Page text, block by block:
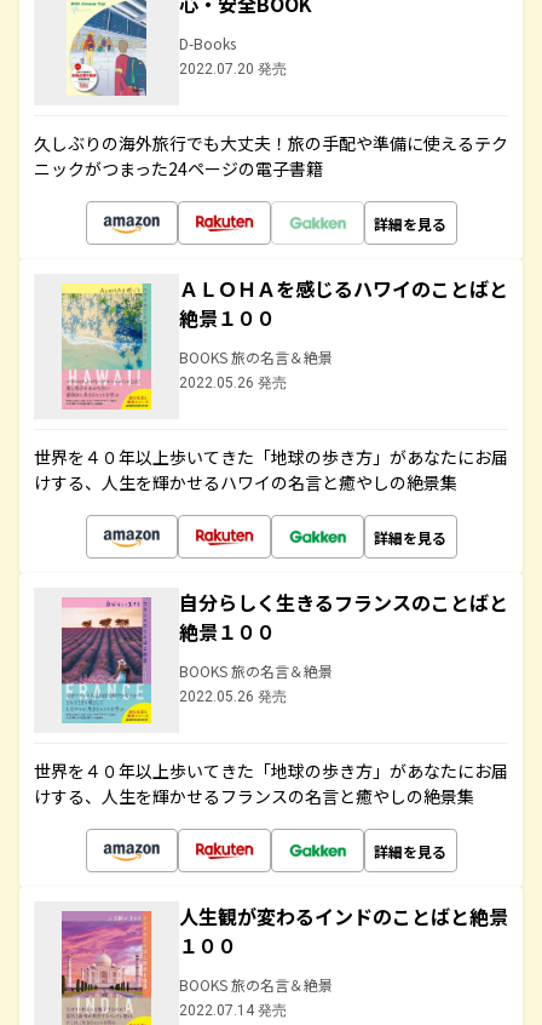
D-Books
2022.07.20 発売
久しぶりの海外旅行でも大丈夫！旅の手配や準備に使えるテク
ニックがつまった24ページの電子書籍
詳細を見る
ＡＬＯＨＡを感じるハワイのことばと
絶景１００
BOOKS 旅の名言＆絶景
2022.05.26 発売
世界を４０年以上歩いてきた「地球の歩き方」があなたにお届
けする、人生を輝かせるハワイの名言と癒やしの絶景集
詳細を見る
自分らしく生きるフランスのことばと
絶景１００
BOOKS 旅の名言＆絶景
2022.05.26 発売
世界を４０年以上歩いてきた「地球の歩き方」があなたにお届
けする、人生を輝かせるフランスの名言と癒やしの絶景集
詳細を見る
人生観が変わるインドのことばと絶景
１００
BOOKS 旅の名言＆絶景
2022.07.14 発売